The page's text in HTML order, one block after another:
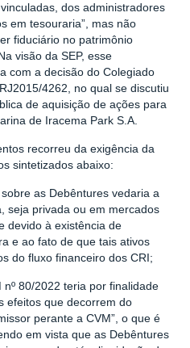
dos administradores
em tesouraria”, mas não
fiduciário no patrimônio
visão da SEP, esse
com a decisão do Colegiado
4262, no qual se discutiu
de aquisição de ações para
de Iracema Park S.A.
recorreu da exigência da
sintetizados abaixo:
as Debêntures vedaria a
seja privada ou em mercados
devido à existência de
e ao fato de que tais ativos
do fluxo financeiro dos CRI;
80/2022 teria por finalidade
efeitos que decorrem do
perante a CVM”, o que é
em vista que as Debêntures